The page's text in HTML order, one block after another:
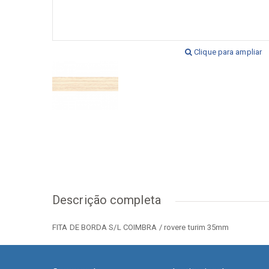
Clique para ampliar
Descrição completa
FITA DE BORDA S/L COIMBRA / rovere turim 35mm